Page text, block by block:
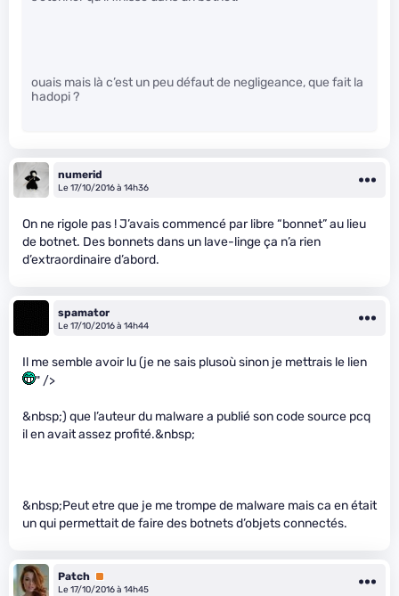
ouais mais là c’est un peu défaut de negligeance, que fait la
hadopi ?
numerid
Le 17/10/2016 à 14h36
On ne rigole pas ! J’avais commencé par libre “bonnet” au lieu
de botnet. Des bonnets dans un lave-linge ça n’a rien
d’extraordinaire d’abord.
spamator
Le 17/10/2016 à 14h44
Il me semble avoir lu (je ne sais plusoù sinon je mettrais le lien
" />
&nbsp;) que l’auteur du malware a publié son code source pcq
il en avait assez profité.&nbsp;
&nbsp;Peut etre que je me trompe de malware mais ca en était
un qui permettait de faire des botnets d’objets connectés.
Patch Premium
Le 17/10/2016 à 14h45